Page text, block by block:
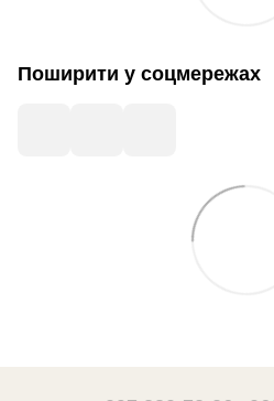
Поширити у соцмережах